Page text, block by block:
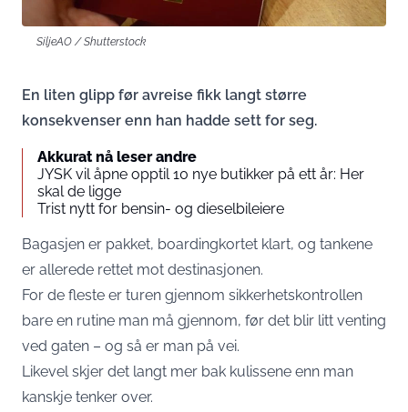
SiljeAO / Shutterstock
En liten glipp før avreise fikk langt større
konsekvenser enn han hadde sett for seg.
Akkurat nå leser andre
JYSK vil åpne opptil 10 nye butikker på ett år: Her
skal de ligge
Trist nytt for bensin- og dieselbileiere
Bagasjen er pakket, boardingkortet klart, og tankene
er allerede rettet mot destinasjonen.
For de fleste er turen gjennom sikkerhetskontrollen
bare en rutine man må gjennom, før det blir litt venting
ved gaten – og så er man på vei.
Likevel skjer det langt mer bak kulissene enn man
kanskje tenker over.